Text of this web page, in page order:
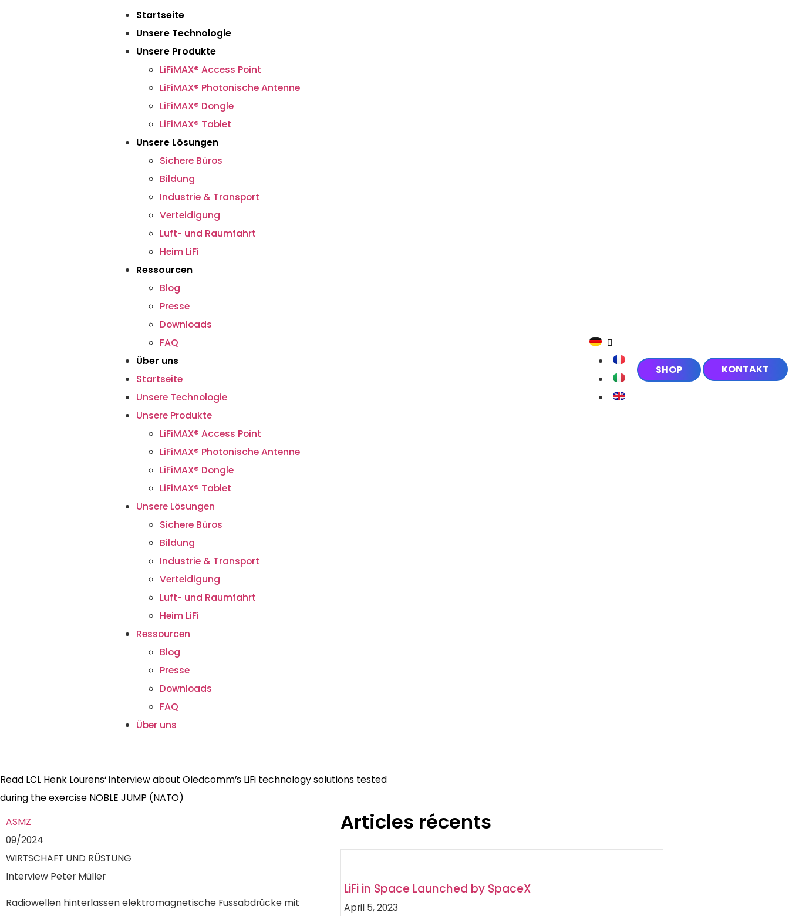
Startseite
Unsere Technologie
Unsere Produkte
LiFiMAX® Access Point
LiFiMAX® Photonische Antenne
LiFiMAX® Dongle
LiFiMAX® Tablet
Unsere Lösungen
Sichere Büros
Bildung
Industrie & Transport
Verteidigung
Luft- und Raumfahrt
Heim LiFi
Ressourcen
Blog
Presse
Downloads
FAQ
Über uns
Startseite
Unsere Technologie
Unsere Produkte
LiFiMAX® Access Point
LiFiMAX® Photonische Antenne
LiFiMAX® Dongle
LiFiMAX® Tablet
Unsere Lösungen
Sichere Büros
Bildung
Industrie & Transport
Verteidigung
Luft- und Raumfahrt
Heim LiFi
Ressourcen
Blog
Presse
Downloads
FAQ
Über uns
SHOP KONTAKT
Read LCL Henk Lourens‘ interview about Oledcomm’s LiFi technology solutions tested
during the exercise NOBLE JUMP (NATO)
ASMZ
09/2024
WIRTSCHAFT UND RÜSTUNG
Interview Peter Müller
Radiowellen hinterlassen elektromagnetische Fussabdrücke mit
Articles récents
LiFi in Space Launched by SpaceX
April 5, 2023